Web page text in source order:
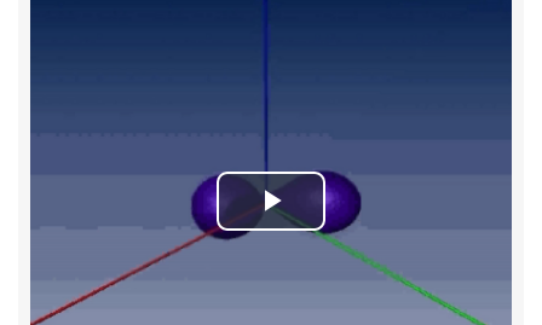
Play